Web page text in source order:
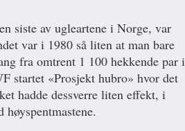
siste av ugleartene i Norge, var
var i 1980 så liten at man bare
fra omtrent 1 100 hekkende par i
startet «Prosjekt hubro» hvor det
hadde dessverre liten effekt, i
høyspentmastene.